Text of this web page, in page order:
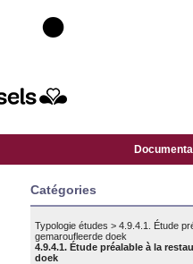
Catégories
Typologie études > 4.9.4.1. Étude
gemaroufleerde doek
4.9.4.1. Étude préalable à la
doek